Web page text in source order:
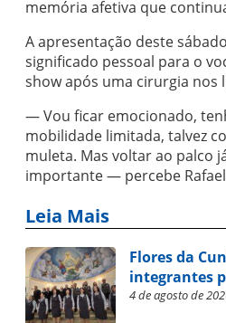
memória afetiva que
A apresentação deste
significado pessoal para o
show após uma cirurgia nos
— Vou ficar emocionado,
mobilidade limitada, talvez
muleta. Mas voltar ao palco
importante — percebe
Leia Mais
Flores da
integrantes
4 de agosto de